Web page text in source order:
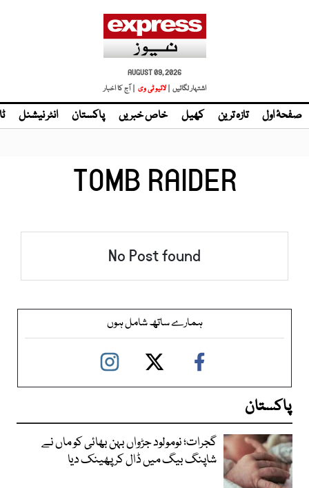
AUGUST 09, 2026
اشتہار لگائیں | لائیو ٹی وی | آج کا اخبار
صفحۂ اول تازہ ترین کھیل خاص خبریں پاکستان انٹر نیشنل
TOMB RAIDER
No Post found
ہمارے ساتھ شامل ہوں
پاکستان
گجرات؛ نومولود جڑواں بہن بھائی کو ماں نے
شاپنگ بیگ میں ڈال کر پھینک دیا